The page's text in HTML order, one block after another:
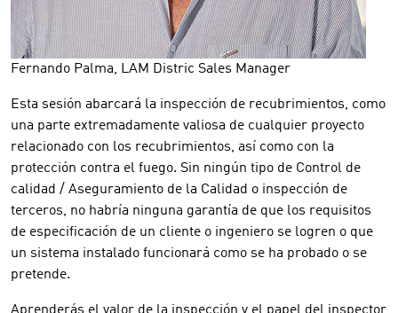
Fernando Palma, LAM Distric Sales Manager
Esta sesión abarcará la inspección de recubrimientos, como
una parte extremadamente valiosa de cualquier proyecto
relacionado con los recubrimientos, así como con la
protección contra el fuego. Sin ningún tipo de Control de
calidad / Aseguramiento de la Calidad o inspección de
terceros, no habría ninguna garantía de que los requisitos
de especificación de un cliente o ingeniero se logren o que
un sistema instalado funcionará como se ha probado o se
pretende.